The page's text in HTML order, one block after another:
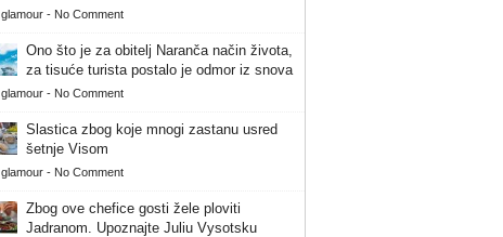
glamour - No Comment
Ono što je za obitelj Naranča način života,
za tisuće turista postalo je odmor iz snova
glamour - No Comment
Slastica zbog koje mnogi zastanu usred
šetnje Visom
glamour - No Comment
Zbog ove chefice gosti žele ploviti
Jadranom. Upoznajte Juliu Vysotsku